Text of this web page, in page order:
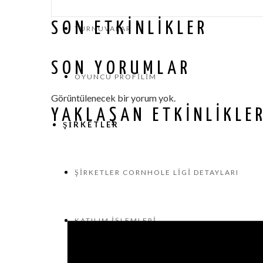
TURNUVALAR
OYUNCU PROFILIM
ŞIRKETLER
ŞIRKETLER CORNHOLE LIGI DETAYLARI
KATILIM İŞLEMLERI
SON ETKINLIKLER
SON YORUMLAR
Görüntülenecek bir yorum yok.
YAKLAŞAN